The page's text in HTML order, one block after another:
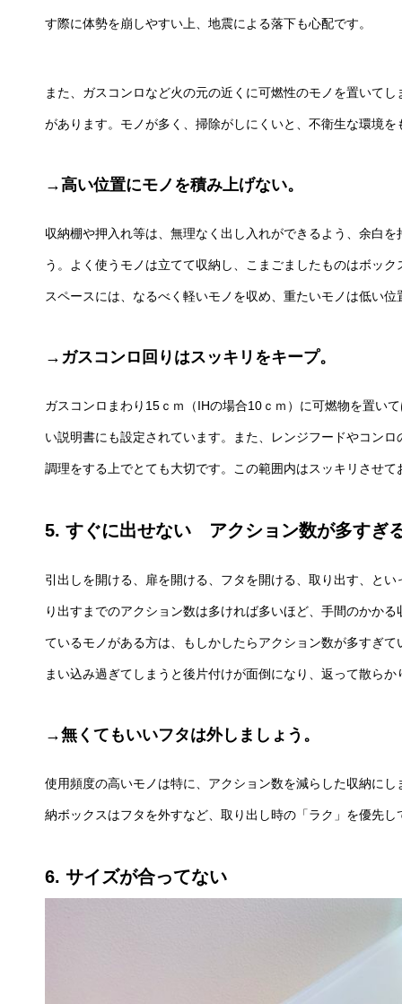
す際に体勢を崩しやすい上、地震による落下も心配です。
また、ガスコンロなど火の元の近くに可燃性のモノを置いて
があります。モノが多く、掃除がしにくいと、不衛生な環境を
→高い位置にモノを積み上げない。
収納棚や押入れ等は、無理なく出し入れができるよう、余白
う。よく使うモノは立てて収納し、こまごましたものはボッ
スペースには、なるべく軽いモノを収め、重たいモノは低い
→ガスコンロ回りはスッキリをキープ。
ガスコンロまわり15ｃｍ（IHの場合10ｃｍ）に可燃物を置い
い説明書にも設定されています。また、レンジフードやコン
調理をする上でとても大切です。この範囲内はスッキリさせて
5. すぐに出せない アクション数が多すぎ
引出しを開ける、扉を開ける、フタを開ける、取り出す、と
り出すまでのアクション数は多ければ多いほど、手間のかか
ているモノがある方は、もしかしたらアクション数が多すぎ
まい込み過ぎてしまうと後片付けが面倒になり、返って散ら
→無くてもいいフタは外しましょう。
使用頻度の高いモノは特に、アクション数を減らした収納に
納ボックスはフタを外すなど、取り出し時の「ラク」を優先し
6. サイズが合ってない